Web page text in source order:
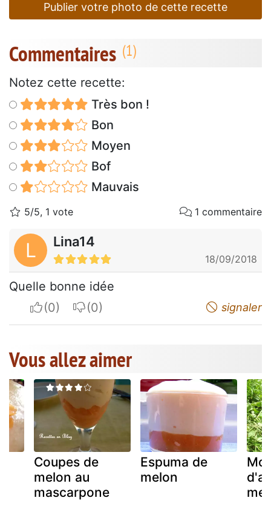
Publier votre photo de cette recette
Commentaires
Notez cette recette:
Très bon !
Bon
Moyen
Bof
Mauvais
5/5, 1 vote 1 commentaire
L Lina14
18/09/2018
Quelle bonne idée
I apreciateI do not appreciate signaler
Vous allez aimer
Coupes de
melon au
mascarpone
Espuma de
melon